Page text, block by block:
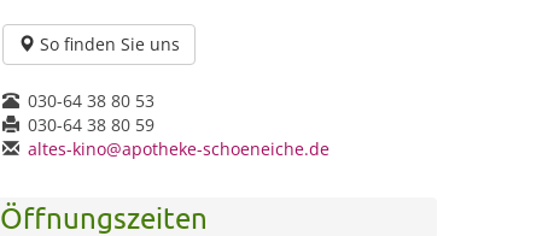
So finden Sie uns
030-64 38 80 53
030-64 38 80 59
altes-kino@apotheke-schoeneiche.de
Öffnungszeiten